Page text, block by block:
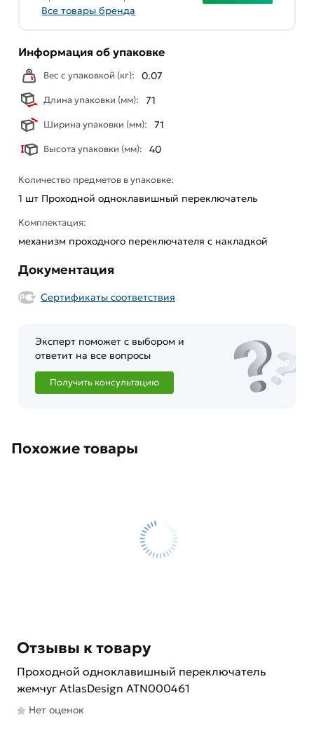
Все товары бренда
Информация об упаковке
Вес с упаковкой (кг): 0.07
Длина упаковки (мм): 71
Ширина упаковки (мм): 71
Высота упаковки (мм): 40
Количество предметов в упаковке:
1 шт Проходной одноклавишный переключатель
Комплектация:
механизм проходного переключателя с накладкой
Документация
Сертификаты соответствия
Эксперт поможет с выбором и
ответит на все вопросы
Получить консультацию
Похожие товары
Отзывы к товару
Проходной одноклавишный переключатель
жемчуг AtlasDesign ATN000461
Нет оценок